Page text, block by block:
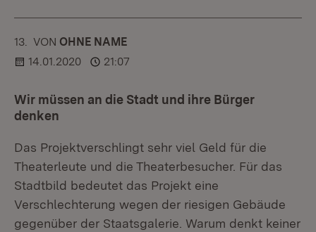
13. KOMMENTAR
VON :OHNE NAME
14.01.2020
21:07
Wir müssen an die Stadt und ihre Bürger
denken
Das Projektverschlingt sehr viel Geld für die
Theaterleute und die Theaterbesucher. Für das
Stadtbild bedeutet das Projekt eine
Verschlechterung wegen der riesigen Gebäude
gegenüber der Staatsgalerie. Warum denkt keiner